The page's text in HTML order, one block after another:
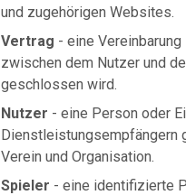
und zugehörigen Websites.
Vertrag - eine
zwischen dem Nutzer und
geschlossen wird.
Nutzer - eine Person oder
Dienstleistungsempfängern
Verein und Organisation.
Spieler - eine identifizierte